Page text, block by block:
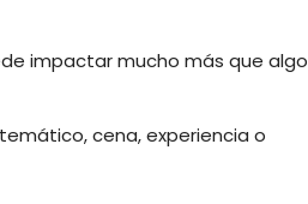
impactar mucho más que algo
cena, experiencia o